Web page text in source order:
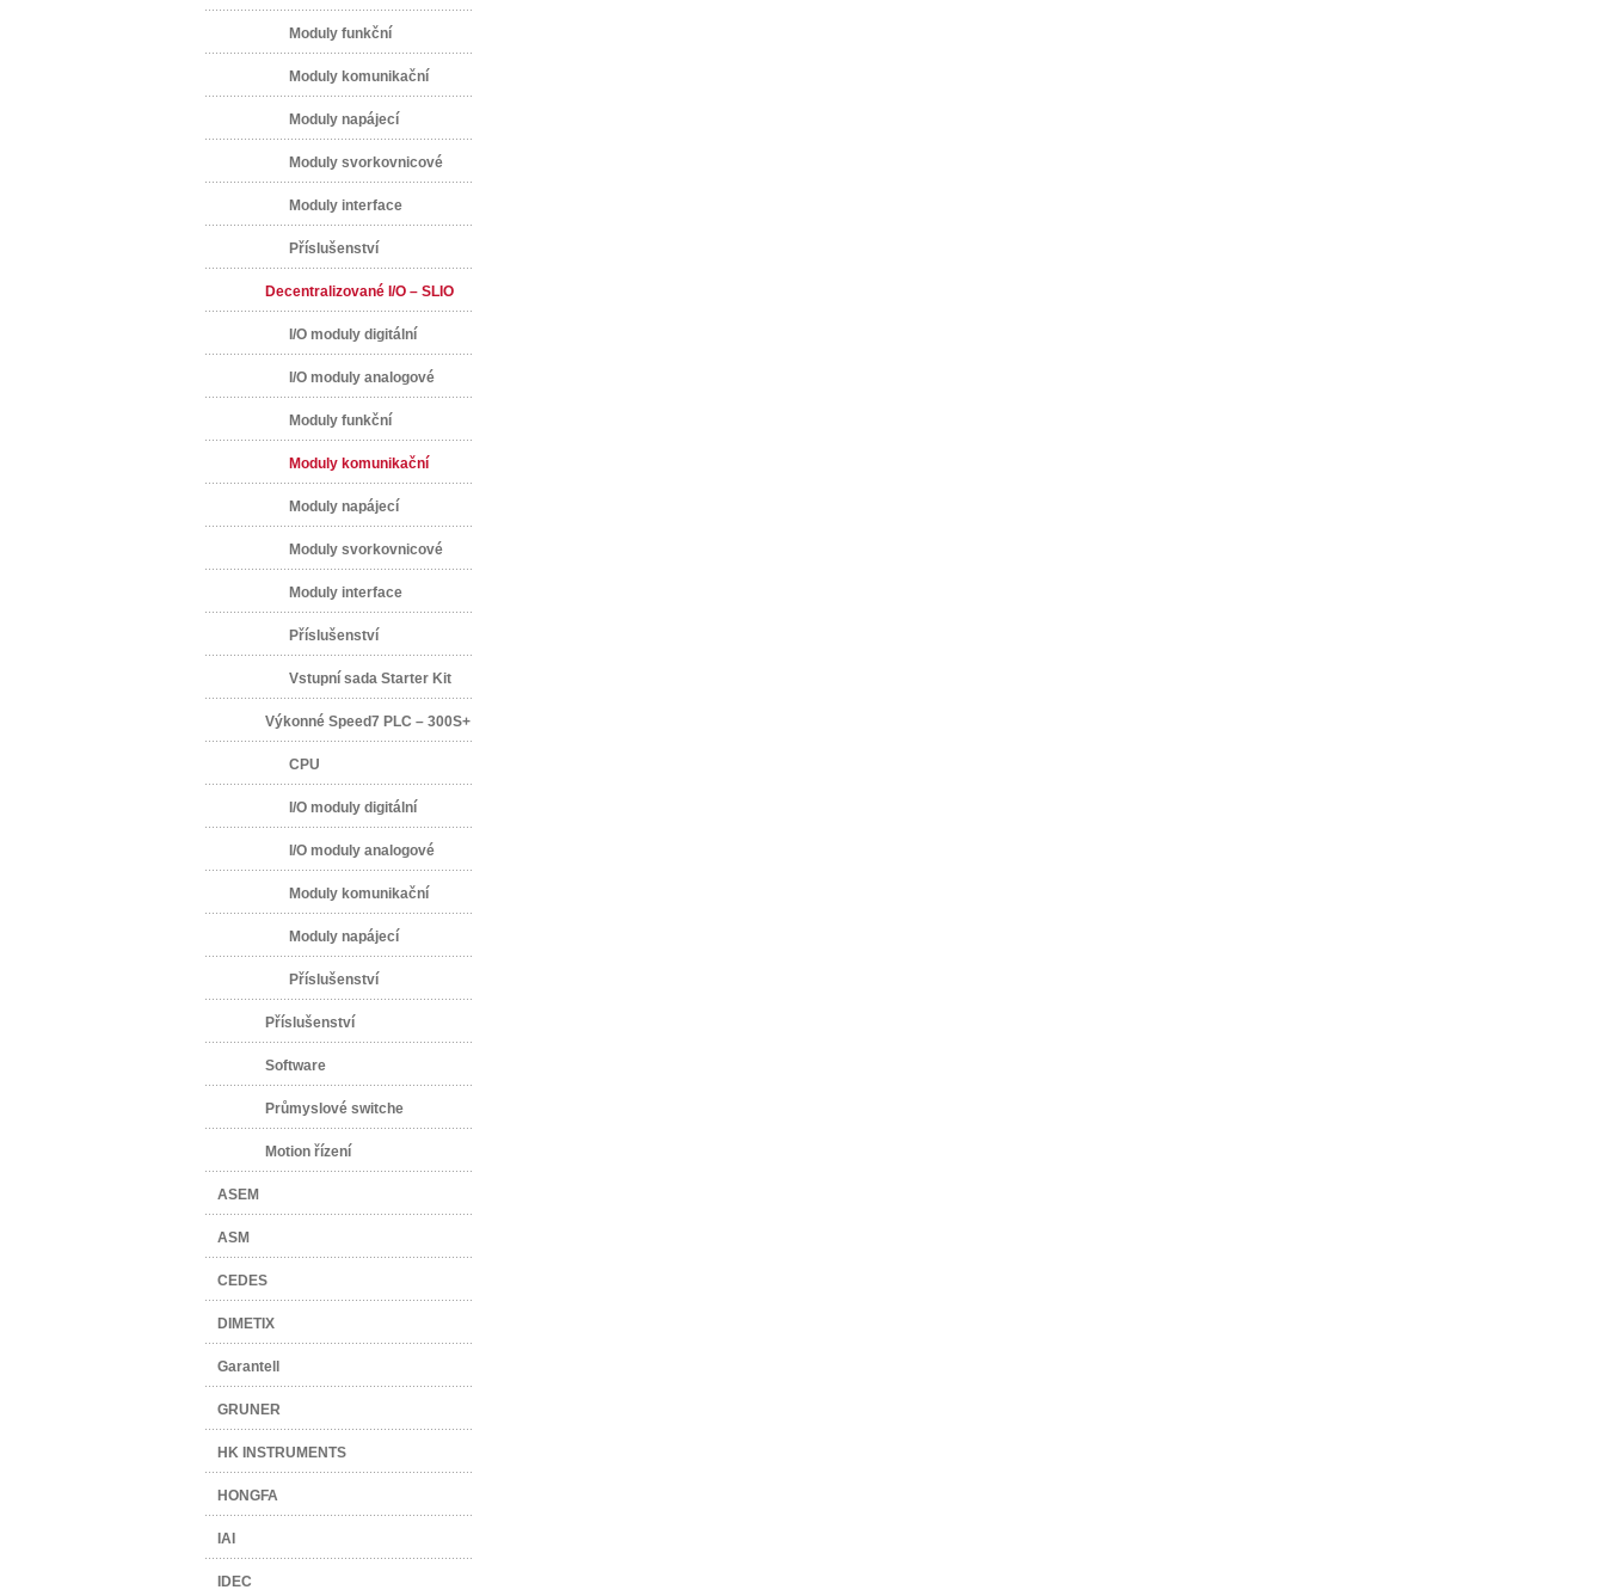
Moduly funkční
Moduly komunikační
Moduly napájecí
Moduly svorkovnicové
Moduly interface
Příslušenství
Decentralizované I/O – SLIO
I/O moduly digitální
I/O moduly analogové
Moduly funkční
Moduly komunikační
Moduly napájecí
Moduly svorkovnicové
Moduly interface
Příslušenství
Vstupní sada Starter Kit
Výkonné Speed7 PLC – 300S+
CPU
I/O moduly digitální
I/O moduly analogové
Moduly komunikační
Moduly napájecí
Příslušenství
Příslušenství
Software
Průmyslové switche
Motion řízení
ASEM
ASM
CEDES
DIMETIX
Garantell
GRUNER
HK INSTRUMENTS
HONGFA
IAI
IDEC